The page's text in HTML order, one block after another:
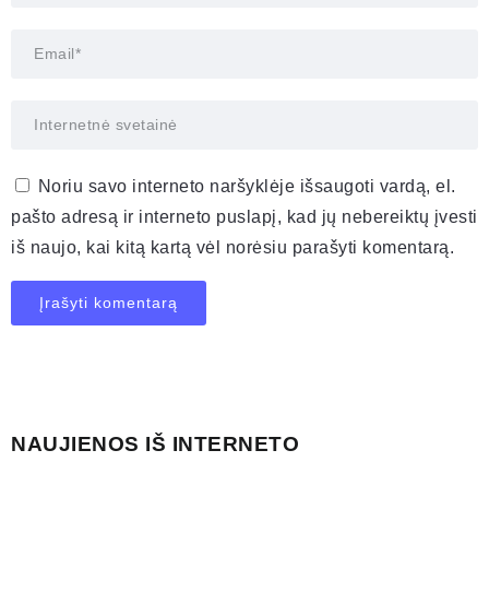
Noriu savo interneto naršyklėje išsaugoti vardą, el.
pašto adresą ir interneto puslapį, kad jų nebereiktų įvesti
iš naujo, kai kitą kartą vėl norėsiu parašyti komentarą.
NAUJIENOS IŠ INTERNETO